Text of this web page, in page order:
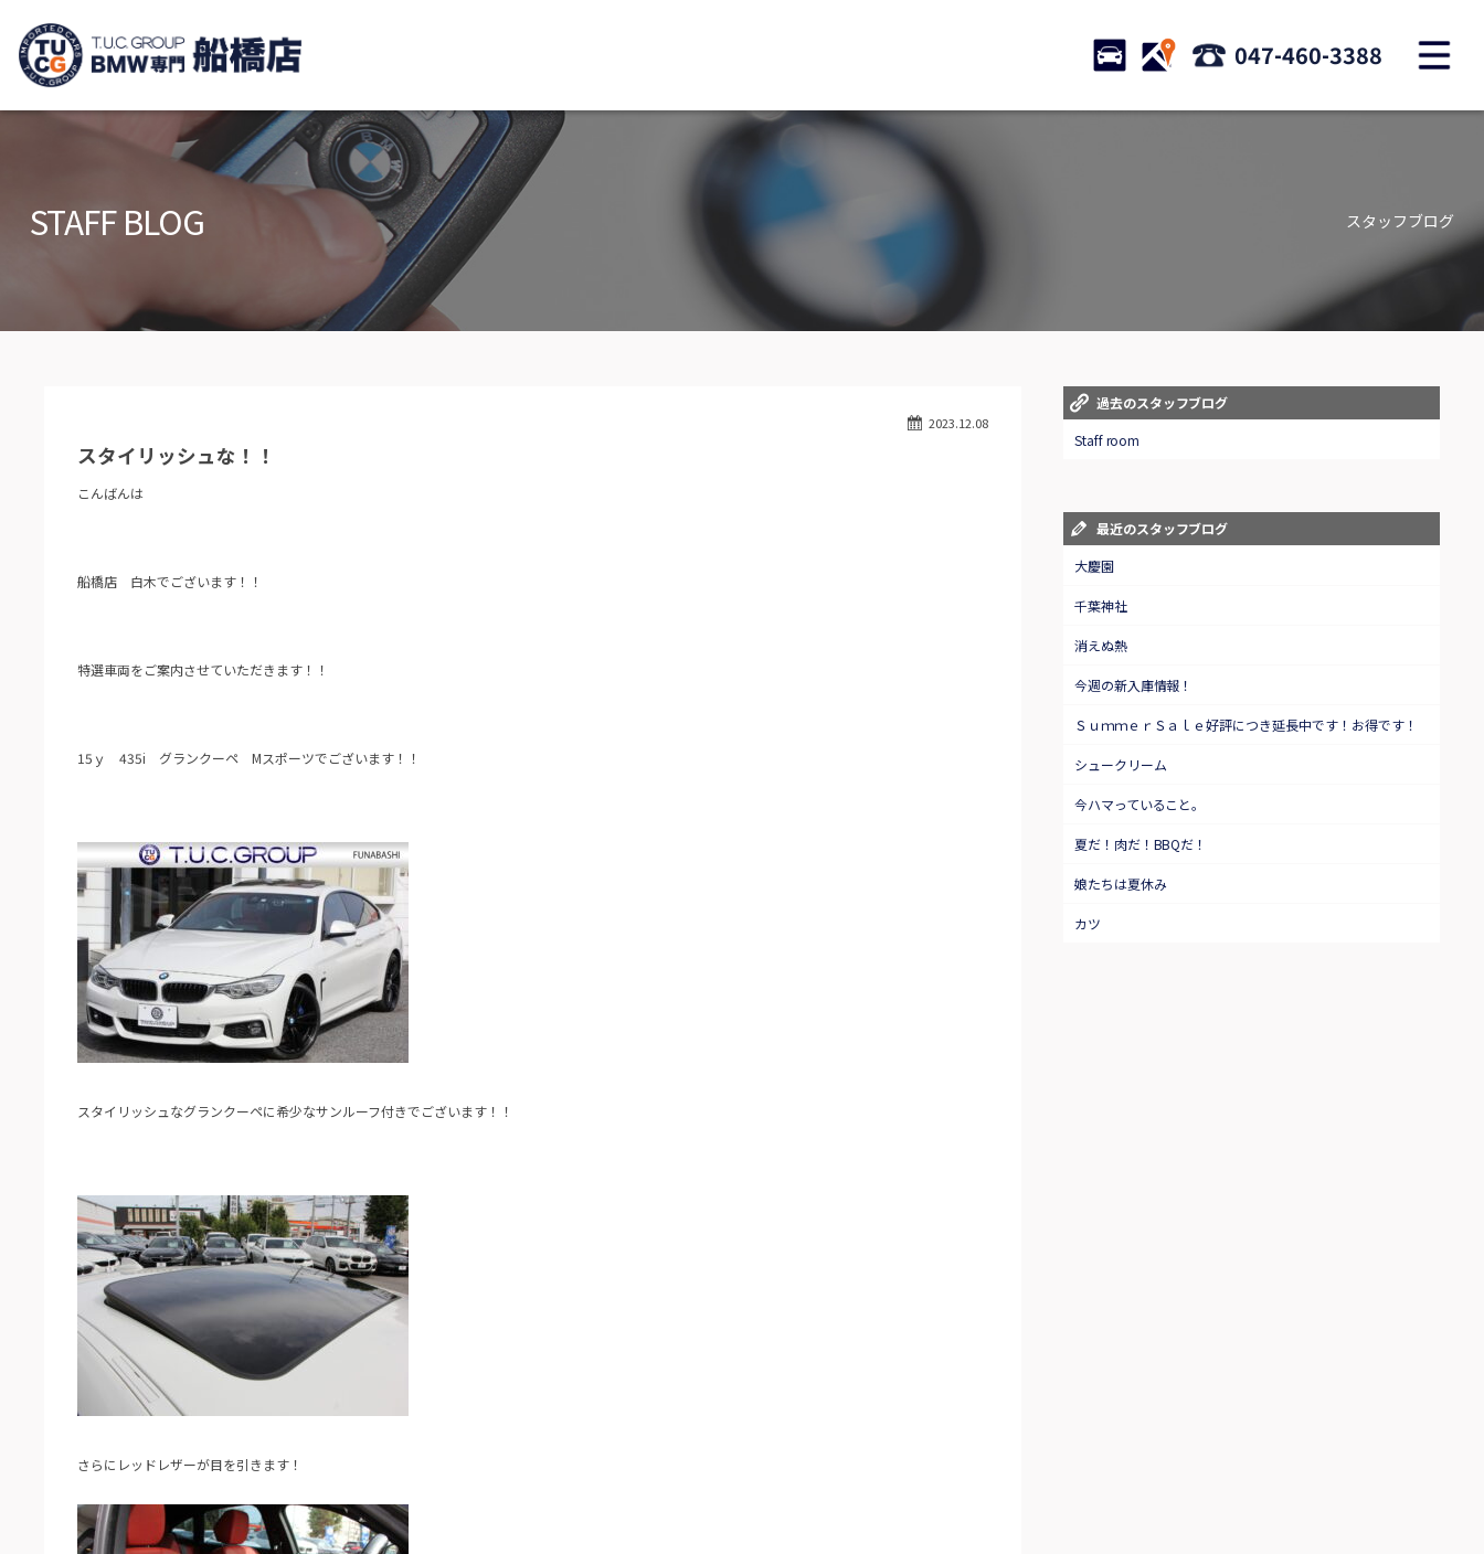
STOCK ACCESS 047-460-3388
在庫リスト
Stock list
目玉車両一覧
保証＆サービス アクセスマップ
Access map Delivery service
特別作業について
Special service Order service
買取無料査定
Trade in
スタッフblog
Staff blog
会社概要
STAFF BLOG スタッフブログ
2023.12.08
スタイリッシュな！！
こんばんは
船橋店 白木でございます！！
特選車両をご案内させていただきます！！
15ｙ 435i グランクーペ Mスポーツでございます！！
スタイリッシュなグランクーペに希少なサンルーフ付きでございます！！
さらにレッドレザーが目を引きます！
過去のスタッフブログ
Staff room
最近のスタッフブログ
大慶園
千葉神社
消えぬ熱
今週の新入庫情報！
ＳｕｍｍｅｒＳａｌｅ好評につき延長中です！お得です！
シュークリーム
今ハマっていること。
夏だ！肉だ！BBQだ！
娘たちは夏休み
カツ